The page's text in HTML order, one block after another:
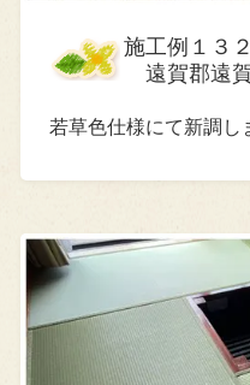
施工例１３２
遠賀郡遠賀
若草色仕様にて新調し